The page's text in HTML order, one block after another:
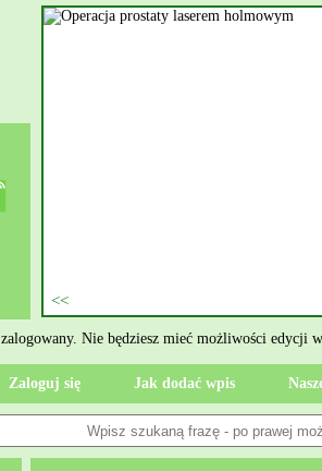
Nie będziesz mieć możliwości edycji
Zaloguj się Jak dodać wpis